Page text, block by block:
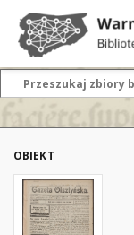
OBIEKT